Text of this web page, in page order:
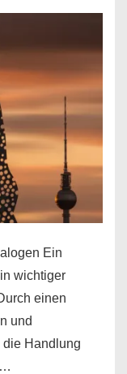
Ein
wichtiger
einen
und
die Handlung
…